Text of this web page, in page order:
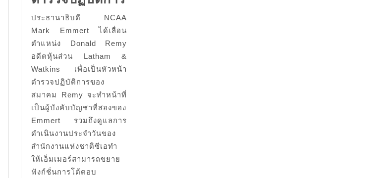
เสริม
ทนายความ
ด้าน
กีฬา
Remy
ให้
ประธานาธิบดี NCAA
Mark Emmert ได้เลื่อน
ตำแหน่ง Donald Remy
อดีตหุ้นส่วน Latham &
Watkins เพื่อเป็นหัวหน้า
ตำรวจปฏิบัติการของ
สมาคม Remy จะทำหน้าที่
เป็นผู้บังคับบัญชาที่สองของ
Emmert รวมถึงดูแลการ
ดำเนินงานประจำวันของ
สำนักงานแห่งชาติซีเอทำ
ให้เอ็มเมอร์สามารถขยาย
ฟังก์ชั่นการโต้ตอบ